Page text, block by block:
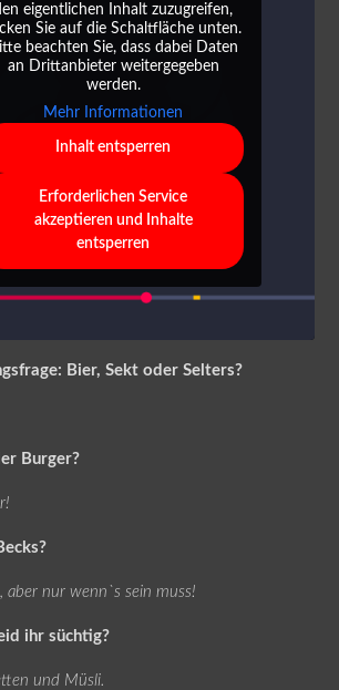
eigentlichen Inhalt zuzugreifen,
Sie auf die Schaltfläche unten.
beachten Sie, dass dabei Daten
an Drittanbieter weitergegeben
werden.
Mehr Informationen
Inhalt entsperren
Erforderlichen Service
akzeptieren und Inhalte
entsperren
Bier, Sekt oder Selters?
Burger?
aber nur wenn`s sein muss!
ihr süchtig?
und Müsli.